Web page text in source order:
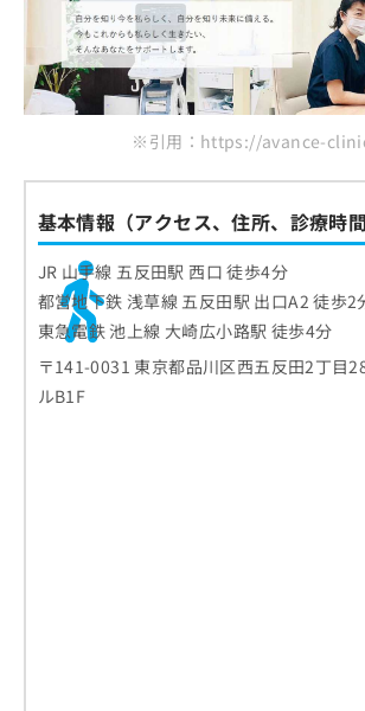
※引用：https://avance-
基本情報（アクセス、住所、診療時間
JR 山手線 五反田駅 西口 徒歩4分
都営地下鉄 浅草線 五反田駅 出口A2 徒歩2
東急電鉄 池上線 大崎広小路駅 徒歩4分
〒141-0031 東京都品川区西五反田2丁目
ルB1F